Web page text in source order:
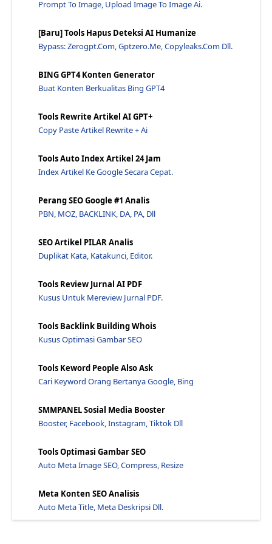
Apa Itu Keyword Dalam Artikel? Kenapa Kata Kunci P...
Apa Nama Aplikasi Yang Bisa Kita Gunakan Untuk Res...
Bagaimana Cara Mencari Kompetitor? - Tehnik Analis...
Apa Itu Cumulative Layout Shift Atau Cls?
Apa Yang Dimaksud Dengan Lcp Largest Contentful Pa...
Cost Per Result Itu Apa? Penjelasan Jawaraspeed
Ctr Yang Bagus Fb Ads - Penjelasan Jawaraspeed
Cara Meningkatkan Ctr Google Ads - Jawaraspeed
Apa Yang Dimaksud Dengan Ctr Dan Cta? - Jawaraspeed
Berapa Nilai Ctr Yang Baik? - Jawaraspeed
Keyword Pada Google Ads Memiliki Jenis Tipe Apa?
Jelaskan Apa Yang Dimaksud Dengan Exact Match?
Bagaimana Jika Pin Adsense Tidak Kunjung Datang? -...
Cara Mengambil Surat Google Adsense Di Kantor Pos ...
Kapan Pin Adsense Youtube Dikirim - Jawaraspeed
Pembayaran Google Adsense Lewat Apa? - Jawaraspeed
Apa Saja Yang Bisa Di Google Adsense? - Jawaraspeed
Apa Yang Dimaksud Dengan Adsense For Content? - Ja...
Hilangkan Resource Yang Memblokir Render - Jawaras...
Blog Pribadi Isinya Apa, Apa Saja Yang Bisa Dituli...
Apa Saja Contoh Blog? Dan Bagaimana Cara Postingnya.
Prompt To Image, Upload Image To Image Ai.
[Baru] Tools Hapus Deteksi AI Humanize
Bypass: Zerogpt.com, Gptzero.me, Copyleaks.com Dll.
BING GPT4 Konten Generator
Buat Konten Berkualitas Bing GPT4
Tools Rewrite Artikel AI GPT+
Copy Paste Artikel Rewrite + Ai
Tools Auto Index Artikel 24 Jam
Index Artikel Ke Google Secara Cepat.
Perang SEO Google #1 Analis
PBN, MOZ, BACKLINK, DA, PA, Dll
SEO Artikel PILAR Analis
Duplikat Kata, Katakunci, Editor.
Tools Review Jurnal AI PDF
Kusus Untuk Mereview Jurnal PDF.
Tools Backlink Building Whois
Kusus Optimasi Gambar SEO
Tools Keword People Also Ask
Cari Keyword Orang Bertanya Google, Bing
SMMPANEL Sosial Media Booster
Booster, Facebook, Instagram, Tiktok Dll
Tools Optimasi Gambar SEO
Auto Meta Image SEO, Compress, Resize
Meta Konten SEO Analisis
Auto Meta Title, Meta Deskripsi Dll.